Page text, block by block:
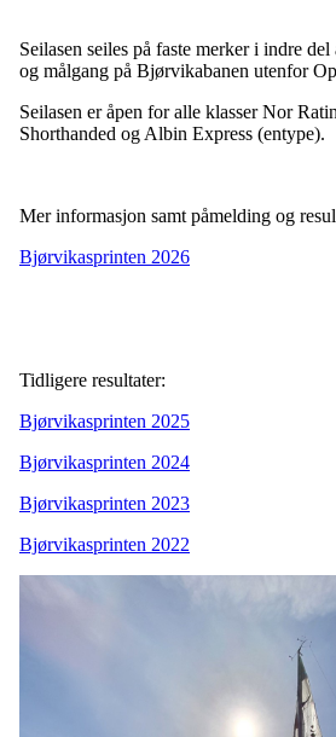
Seilasen seiles på faste merker i indre
og målgang på Bjørvikabanen utenfor
Seilasen er åpen for alle klasser Nor
Shorthanded og Albin Express (entype).
Mer informasjon samt påmelding og
Bjørvikasprinten 2026
Tidligere resultater:
Bjørvikasprinten 2025
Bjørvikasprinten 2024
Bjørvikasprinten 2023
Bjørvikasprinten 2022